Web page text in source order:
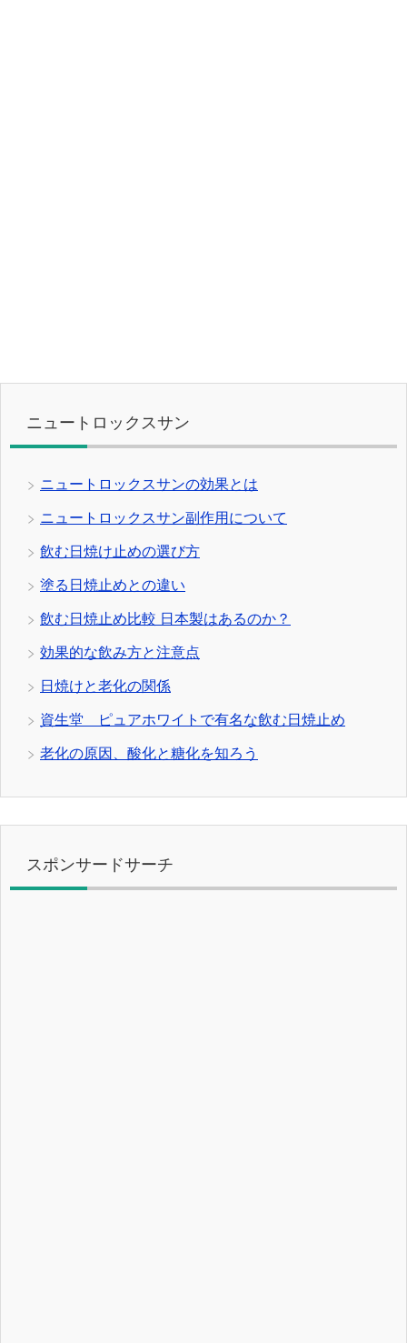
ニュートロックスサン
ニュートロックスサンの効果とは
ニュートロックスサン副作用について
飲む日焼け止めの選び方
塗る日焼止めとの違い
飲む日焼止め比較 日本製はあるのか？
効果的な飲み方と注意点
日焼けと老化の関係
資生堂 ピュアホワイトで有名な飲む日焼止め
老化の原因、酸化と糖化を知ろう
スポンサードサーチ